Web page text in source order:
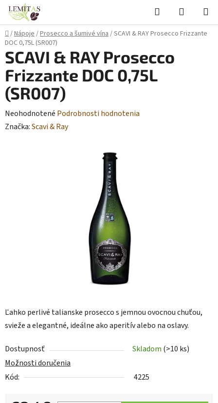
Prejsť
obsah
Hľadať
KOŠÍK
Domov
/Nápoje/Prosecco a šumivé vína/SCAVI & RAY Prosecco Frizzante
DOC 0,75L (SR007)
Ľahko perlivé talianske prosecco s jemnou ovocnou chuťou,
svieže a elegantné, ideálne ako aperitív alebo na oslavy.
Dostupnosť Skladom (>10 ks)
Možnosti doručenia
Kód:
4225
SCAVI & RAY Prosecco
Frizzante DOC 0,75L
(SR007)
Priemerné
hodnotenie
Neohodnotené Podrobnosti hodnotenia
Značka:Scavi & Ray